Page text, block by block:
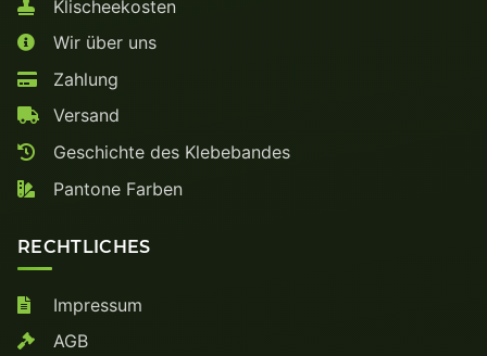
Klischeekosten
Wir über uns
Zahlung
Versand
Geschichte des Klebebandes
Pantone Farben
RECHTLICHES
Impressum
AGB